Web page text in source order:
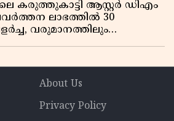
കരുത്തുകാട്ടി ആസ്റ്റർ ഡിഎം
ലാഭത്തിൽ 30
വരുമാനത്തിലും
About Us
Privacy Policy